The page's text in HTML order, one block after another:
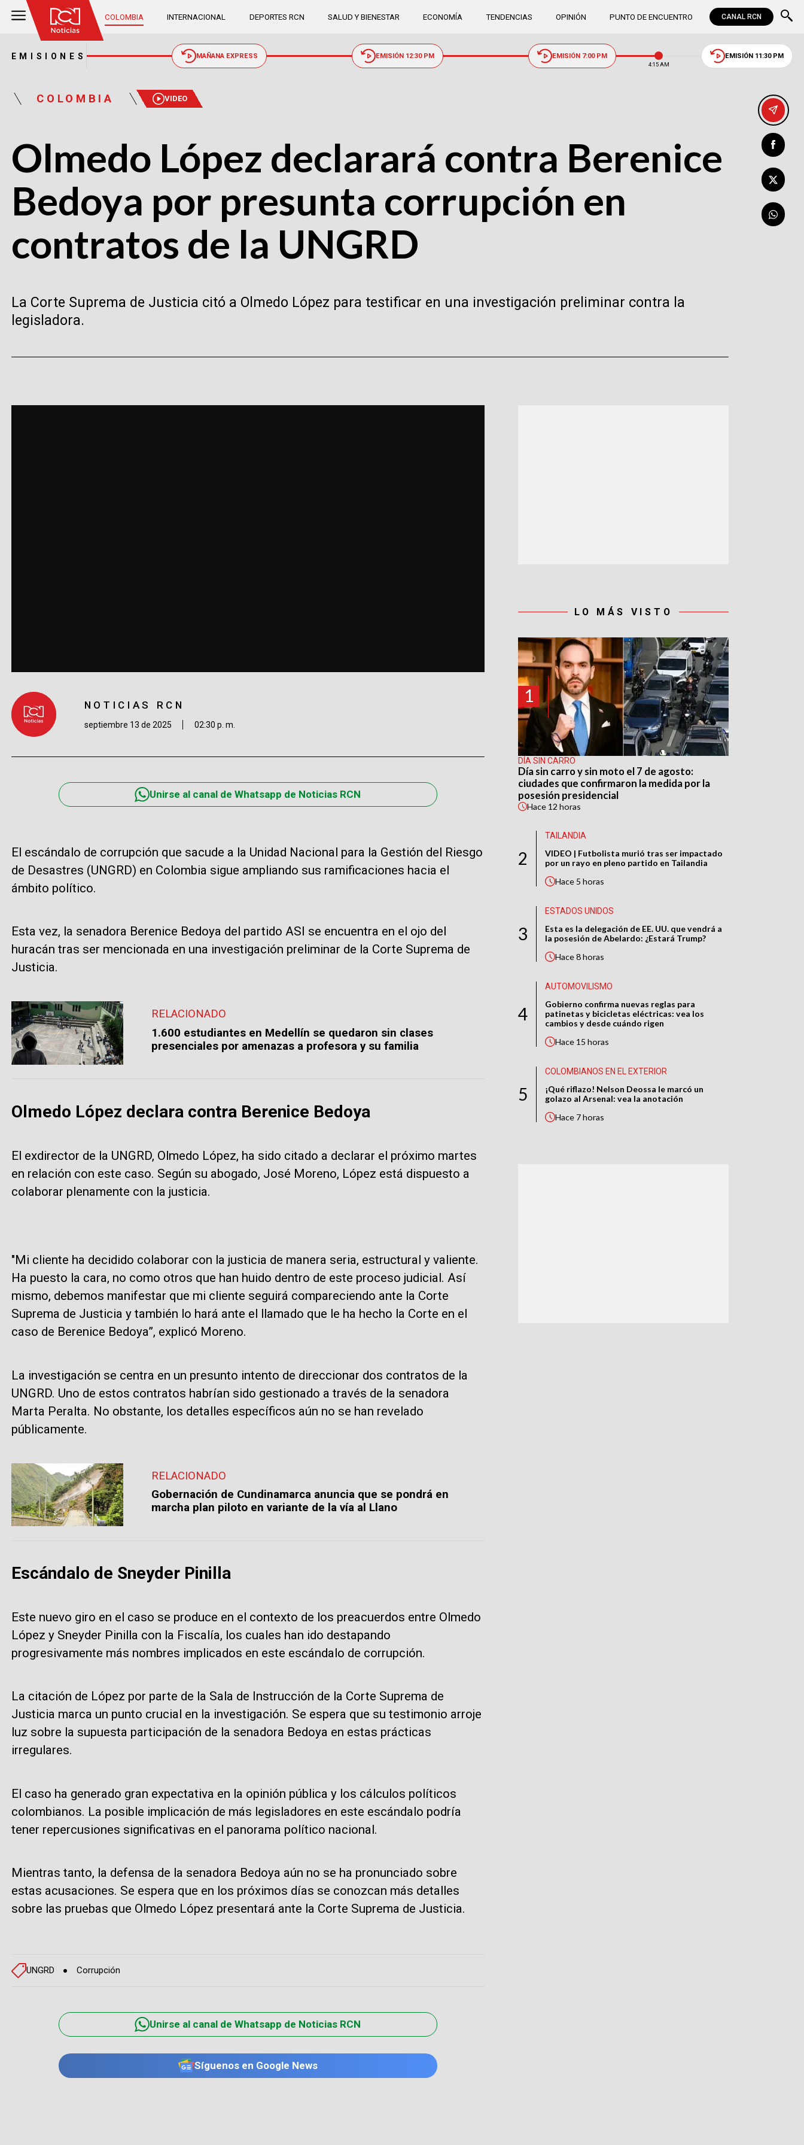
COLOMBIA INTERNACIONAL DEPORTES RCN SALUD Y BIENESTAR ECONOMÍA TENDENCIAS OPINIÓN PUNTO DE ENCUENTRO CANAL RCN
EMISIONES MAÑANA EXPRESS EMISIÓN 12:30 PM EMISIÓN 7:00 PM
4:15 AM
EMISIÓN 11:30 PM
COLOMBIA VIDEO
Olmedo López declarará contra Berenice
Bedoya por presunta corrupción en
contratos de la UNGRD
La Corte Suprema de Justicia citó a Olmedo López para testificar en una investigación preliminar contra la
legisladora.
NOTICIAS RCN
septiembre 13 de 2025 02:30 p. m.
Unirse al canal de Whatsapp de Noticias RCN
El escándalo de corrupción que sacude a la Unidad Nacional para la Gestión del Riesgo
de Desastres (UNGRD) en Colombia sigue ampliando sus ramificaciones hacia el
ámbito político.
Esta vez, la senadora Berenice Bedoya del partido ASI se encuentra en el ojo del
huracán tras ser mencionada en una investigación preliminar de la Corte Suprema de
Justicia.
RELACIONADO
1.600 estudiantes en Medellín se quedaron sin clases
presenciales por amenazas a profesora y su familia
Olmedo López declara contra Berenice Bedoya
El exdirector de la UNGRD, Olmedo López, ha sido citado a declarar el próximo martes
en relación con este caso. Según su abogado, José Moreno, López está dispuesto a
colaborar plenamente con la justicia.
"Mi cliente ha decidido colaborar con la justicia de manera seria, estructural y valiente.
Ha puesto la cara, no como otros que han huido dentro de este proceso judicial. Así
mismo, debemos manifestar que mi cliente seguirá compareciendo ante la Corte
Suprema de Justicia y también lo hará ante el llamado que le ha hecho la Corte en el
caso de Berenice Bedoya”, explicó Moreno.
La investigación se centra en un presunto intento de direccionar dos contratos de la
UNGRD. Uno de estos contratos habrían sido gestionado a través de la senadora
Marta Peralta. No obstante, los detalles específicos aún no se han revelado
públicamente.
RELACIONADO
Gobernación de Cundinamarca anuncia que se pondrá en
marcha plan piloto en variante de la vía al Llano
Escándalo de Sneyder Pinilla
Este nuevo giro en el caso se produce en el contexto de los preacuerdos entre Olmedo
López y Sneyder Pinilla con la Fiscalía, los cuales han ido destapando
progresivamente más nombres implicados en este escándalo de corrupción.
La citación de López por parte de la Sala de Instrucción de la Corte Suprema de
Justicia marca un punto crucial en la investigación. Se espera que su testimonio arroje
luz sobre la supuesta participación de la senadora Bedoya en estas prácticas
irregulares.
El caso ha generado gran expectativa en la opinión pública y los cálculos políticos
colombianos. La posible implicación de más legisladores en este escándalo podría
tener repercusiones significativas en el panorama político nacional.
Mientras tanto, la defensa de la senadora Bedoya aún no se ha pronunciado sobre
estas acusaciones. Se espera que en los próximos días se conozcan más detalles
sobre las pruebas que Olmedo López presentará ante la Corte Suprema de Justicia.
UNGRD Corrupción
Unirse al canal de Whatsapp de Noticias RCN
Síguenos en Google News
LO MÁS VISTO
1
DÍA SIN CARRO
Día sin carro y sin moto el 7 de agosto:
ciudades que confirmaron la medida por la
posesión presidencial
Hace 12 horas
2
TAILANDIA
VIDEO | Futbolista murió tras ser impactado
por un rayo en pleno partido en Tailandia
Hace 5 horas
3
ESTADOS UNIDOS
Esta es la delegación de EE. UU. que vendrá a
la posesión de Abelardo: ¿Estará Trump?
Hace8 horas
4
AUTOMOVILISMO
Gobierno confirma nuevas reglas para
patinetas y bicicletas eléctricas: vea los
cambios y desde cuándo rigen
Hace 15 horas
5
COLOMBIANOS EN EL EXTERIOR
¡Qué riflazo! Nelson Deossa le marcó un
golazo al Arsenal: vea la anotación
Hace 7 horas